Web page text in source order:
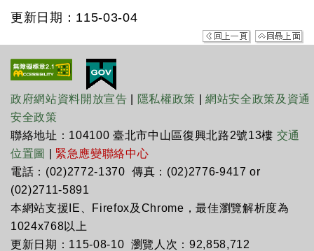
更新日期：115-03-04
政府網站資料開放宣告 隱私權政策 |網站安全政策及資通
安全政策
聯絡地址：104100 臺北市中山區復興北路2號13樓 交通
位置圖
緊急應變聯絡中心
電話：(02)2772-1370 傳真：(02)2776-9417 or
(02)2711-5891
本網站支援IE、Firefox及Chrome，最佳瀏覽解析度為
1024x768以上
更新日期：115-08-10 瀏覽人次：92,858,712